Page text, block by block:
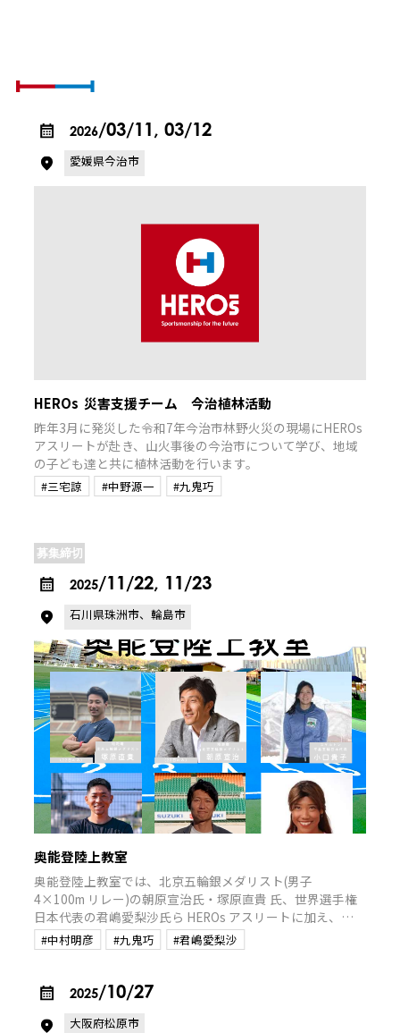
2026/03/11, 03/12
愛媛県今治市
HEROs 災害支援チーム 今治植林活動
昨年3月に発災した令和7年今治市林野火災の現場にHEROs
アスリートが赴き、山火事後の今治市について学び、地域
の子ども達と共に植林活動を行います。
#三宅諒 #中野源一 #九鬼巧
募集締切
2025/11/22, 11/23
石川県珠洲市、輪島市
奥能登陸上教室
奥能登陸上教室では、北京五輪銀メダリスト(男子
4×100m リレー)の朝原宣治氏・塚原直貴 氏、世界選手権
日本代表の君嶋愛梨沙氏ら HEROs アスリートに加え、日
本陸上競技連盟(JAAF)の協 力によりロンドン五輪日本代表
の九鬼巧氏、ロンドン・リオデジャネイロ五輪日本代表の
む 100 名以上の小中高校生を中心に、トップアス リートに
よる直接指導を通じて、子どもたちに夢と希望を届けま
す。
#中村明彦 #九鬼巧 #君嶋愛梨沙
2025/10/27
大阪府松原市